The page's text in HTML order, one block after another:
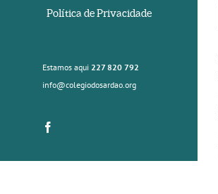
Política de Privacidade
Estamos aqui 227 820 792
info@colegiodosardao.org